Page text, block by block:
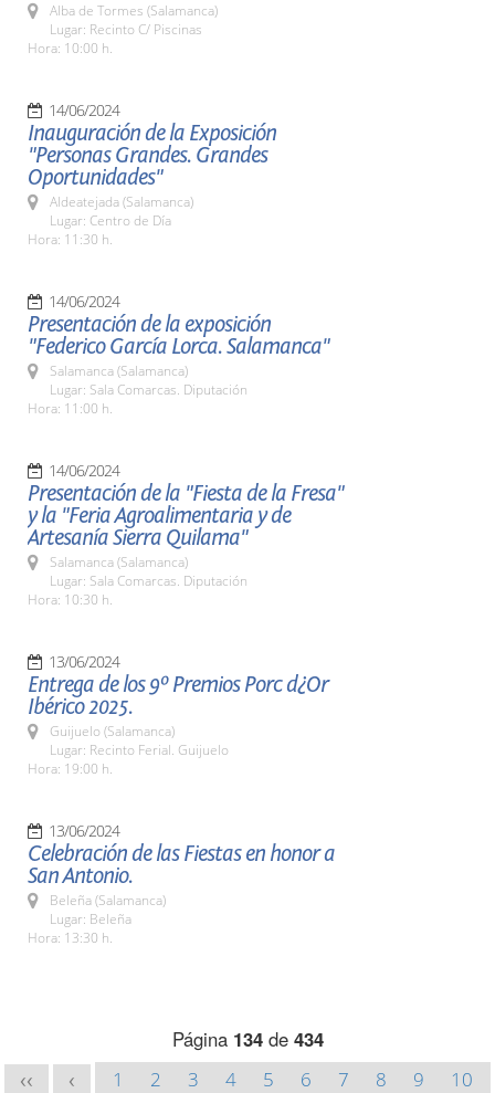
Alba de Tormes (Salamanca)
Lugar: Recinto C/ Piscinas
Hora: 10:00 h.
14/06/2024
Inauguración de la Exposición
"Personas Grandes. Grandes
Oportunidades"
Aldeatejada (Salamanca)
Lugar: Centro de Día
Hora: 11:30 h.
14/06/2024
Presentación de la exposición
"Federico García Lorca. Salamanca"
Salamanca (Salamanca)
Lugar: Sala Comarcas. Diputación
Hora: 11:00 h.
14/06/2024
Presentación de la "Fiesta de la Fresa"
y la "Feria Agroalimentaria y de
Artesanía Sierra Quilama"
Salamanca (Salamanca)
Lugar: Sala Comarcas. Diputación
Hora: 10:30 h.
13/06/2024
Entrega de los 9º Premios Porc d¿Or
Ibérico 2025.
Guijuelo (Salamanca)
Lugar: Recinto Ferial. Guijuelo
Hora: 19:00 h.
13/06/2024
Celebración de las Fiestas en honor a
San Antonio.
Beleña (Salamanca)
Lugar: Beleña
Hora: 13:30 h.
Página 134de 434
<< < 1 2 3 4 5 6 7 8 9
10